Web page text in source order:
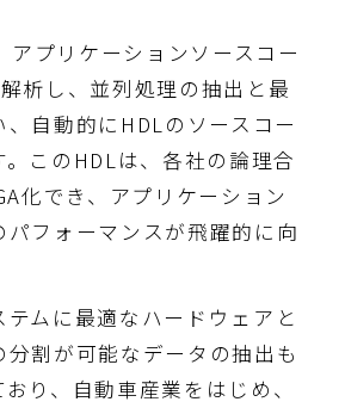
プリケーションソースコー
析し、並列処理の抽出と最
自動的にHDLのソースコー
。このHDLは、各社の論理合
化でき、アプリケーション
パフォーマンスが飛躍的に向
テムに最適なハードウェアと
分割が可能なデータの抽出も
り、自動車産業をはじめ、